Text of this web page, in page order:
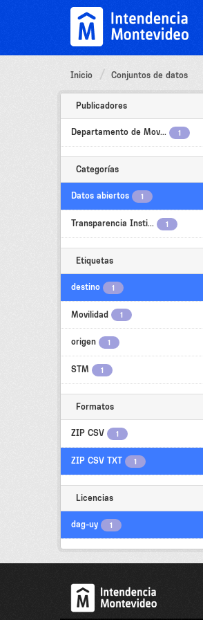
Inicio Conjuntos de datos
Publicadores
Departamento de Mov... 1
Categorías
Datos abiertos 1
Transparencia Insti... 1
Etiquetas
destino 1
Movilidad 1
origen 1
STM 1
Formatos
ZIP CSV 1
ZIP CSV TXT 1
Licencias
dag-uy 1